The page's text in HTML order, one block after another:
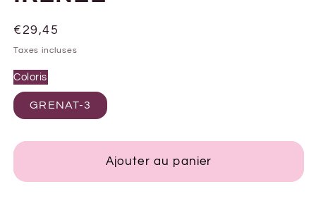
Prix
habituel
€29,45
Taxes incluses
Coloris
GRENAT-3
Ajouter au panier